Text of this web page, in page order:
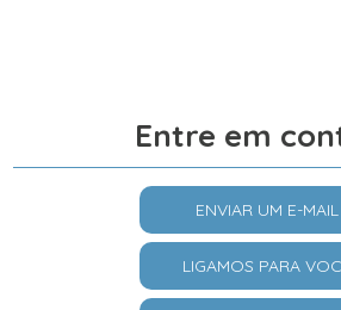
Entre em
ENVIAR UM E-MAIL
LIGAMOS PARA